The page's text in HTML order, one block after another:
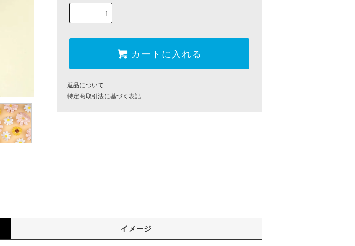
カートに入れる
返品について
特定商取引法に基づく表記
イメージ